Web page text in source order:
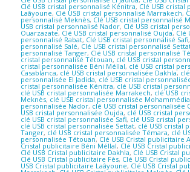
Clé USB cristal personnalisé Kénitra, Clé USB cristal
Laâyoune, Clé USB cristal personnalisé Marrakech,
personnalisé Meknès, Clé USB cristal personnalisé
USB cristal personnalisé Nador, Clé USB cristal
Ouarzazate, Clé USB cristal personnalisé Oujda, Clé
personnalisé Rabat, Clé USB cristal personnalisé Safi,
personnalisé Salé, Clé USB cristal personnalisé
personnalisé Tanger, Clé USB cristal personnalisé
cristal personnalisé Tétouan, clé USB cristal
cristal personnalisée Béni Méllal, clé USB cristal
Casablanca, clé USB cristal personnalisée Dakhla,
personnalisée El Jadida, clé USB cristal
cristal personnalisée Kénitra, clé USB cristal
clé USB cristal personnalisée Marrakech, clé USB
Meknès, clé USB cristal personnalisée Mohammédia
personnalisée Nador, clé USB cristal personnalisée
USB cristal personnalisée Oujda, clé USB cristal
clé USB cristal personnalisée Safi, clé USB cristal
clé USB cristal personnalisée Settat, clé USB cristal
Tanger, clé USB cristal personnalisée Témara, clé
personnalisée Tétouan, Clé USB Cristal publicitaire
Cristal publicitaire Béni Méllal, Clé USB Cristal
Clé USB Cristal publicitaire Dakhla, Clé USB Cristal
Clé USB Cristal publicitaire Fès, Clé USB Cristal
USB Cristal publicitaire Laâyoune, Clé USB Cristal